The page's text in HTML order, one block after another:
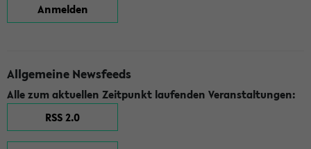
Anmelden
Allgemeine Newsfeeds
Alle zum aktuellen Zeitpunkt laufenden Veranstaltungen:
RSS 2.0